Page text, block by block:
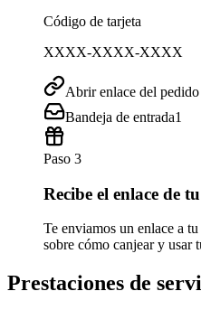
Código de tarjeta
XXXX-XXXX-XXXX
Abrir enlace del pedido
Bandeja de entrada1
Paso 3
Recibe el enlace de
Te enviamos un enlace a
sobre cómo canjear y usar
Prestaciones de